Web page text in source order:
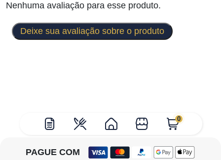
0
Nenhuma avaliação para esse produto.
Deixe sua avaliação sobre o produto
PAGUE COM